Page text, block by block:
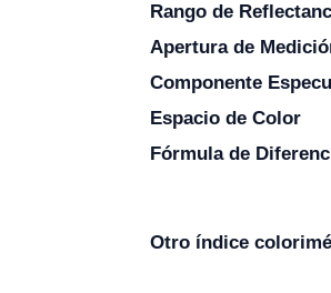
Rango de
Apertura de
Componente
Espacio de Color
Fórmula de
Otro índice